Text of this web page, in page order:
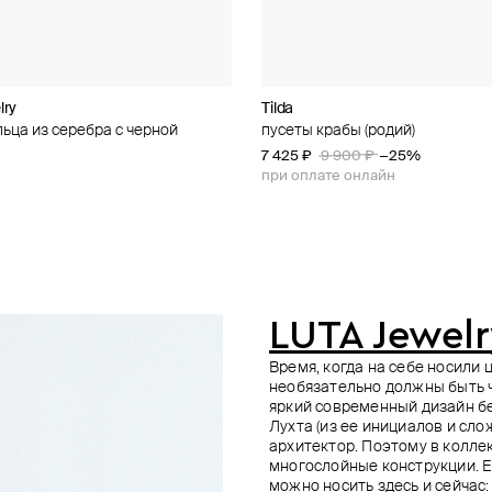
из серебра с черной
Tilda
пусеты крабы (родий)
7 425 ₽ 9 900 ₽ −25%
при оплате онлайн
с фианитами vittoria
FANCY of Brosway
серьги-пусеты из серебра с
freedom blue
9 300 ₽
gabriel с эмалью и
на замках
11 Jewellery
серьги pendulum silver
8 500 ₽
серебряные серьги в
Tilda
моносерьга галстук
7 425 ₽ 9 900 ₽ −25%
при оплате онлайн
LUTA
Время, когда на себе носили
необязательно должны быть
яркий современный дизайн
Лухта (из ее инициалов и
архитектор. Поэтому в
многослойные конструкции.
можно носить здесь и